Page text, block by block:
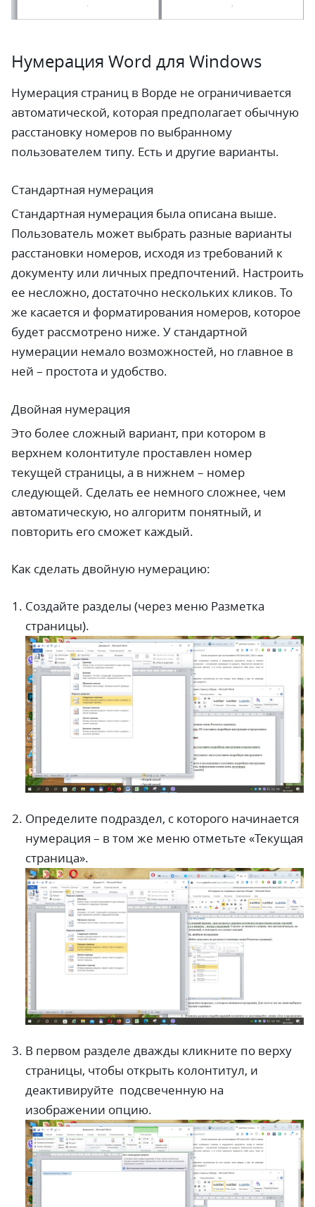
Нумерация Word для Windows
Нумерация страниц в Ворде не ограничивается
автоматической, которая предполагает обычную
расстановку номеров по выбранному
пользователем типу. Есть и другие варианты.
Стандартная нумерация
Стандартная нумерация была описана выше.
Пользователь может выбрать разные варианты
расстановки номеров, исходя из требований к
документу или личных предпочтений. Настроить
ее несложно, достаточно нескольких кликов. То
же касается и форматирования номеров, которое
будет рассмотрено ниже. У стандартной
нумерации немало возможностей, но главное в
ней – простота и удобство.
Двойная нумерация
Это более сложный вариант, при котором в
верхнем колонтитуле проставлен номер
текущей страницы, а в нижнем – номер
следующей. Сделать ее немного сложнее, чем
автоматическую, но алгоритм понятный, и
повторить его сможет каждый.
Как сделать двойную нумерацию:
Создайте разделы (через меню Разметка
страницы).
Определите подраздел, с которого начинается
нумерация – в том же меню отметьте «Текущая
страница».
В первом разделе дважды кликните по верху
страницы, чтобы открыть колонтитул, и
деактивируйте подсвеченную на
изображении опцию.